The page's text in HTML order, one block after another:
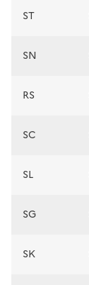
ST
SN
RS
SC
SL
SG
SK